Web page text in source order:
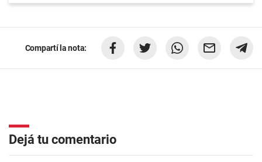
Compartí la nota:
Dejá tu comentario